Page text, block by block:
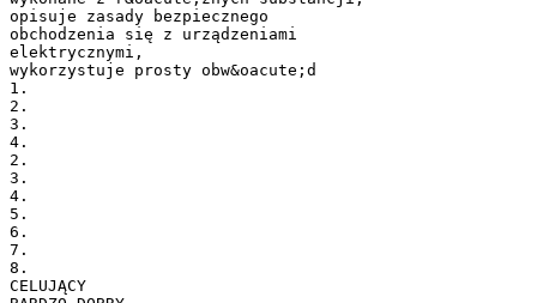
opisuje zasady bezpiecznego
obchodzenia się z urządzeniami
elektrycznymi,
wykorzystuje prosty obw&oacute;d
1.
2.
3.
4.
2.
3.
4.
5.
6.
7.
8.
CELUJĄCY